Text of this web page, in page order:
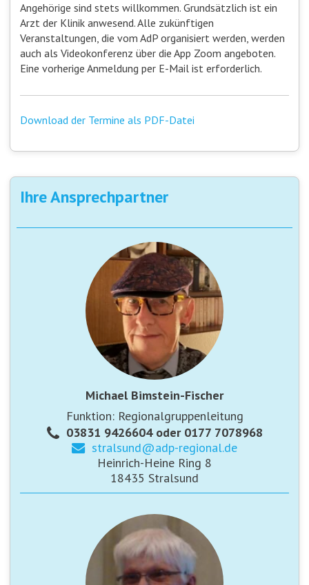
Angehörige sind stets willkommen. Grundsätzlich ist ein
Arzt der Klinik anwesend. Alle zukünftigen
Veranstaltungen, die vom AdP organisiert werden, werden
auch als Videokonferenz über die App Zoom angeboten.
Eine vorherige Anmeldung per E-Mail ist erforderlich.
Download der Termine als PDF-Datei
Ihre Ansprechpartner
Michael Bimstein-Fischer
Funktion: Regionalgruppenleitung
03831 9426604 oder 0177 7078968
stralsund@adp-regional.de
Heinrich-Heine Ring 8
18435 Stralsund